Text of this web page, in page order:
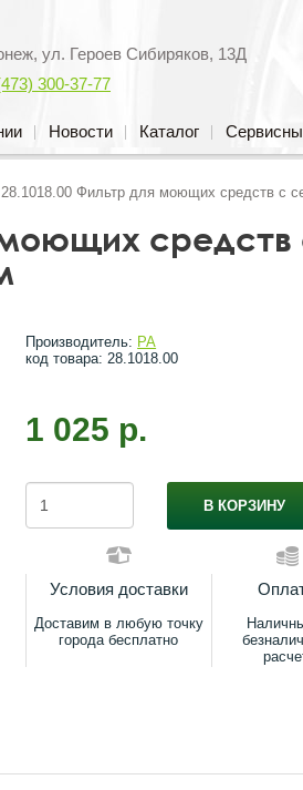
, ул. Героев Сибиряков, 13Д
300-37-77
Новости Каталог
28.1018.00 Фильтр для моющих средств с
средств
Производитель: PA
код товара: 28.1018.00
1 025 р.
В КОРЗИНУ
Условия доставки
Доставим в любую точку
города бесплатно